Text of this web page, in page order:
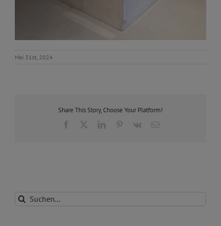
Mai 31st, 2024
Share This Story, Choose Your Platform!
Facebook LinkedInPinterest
Vk
E-
Suche